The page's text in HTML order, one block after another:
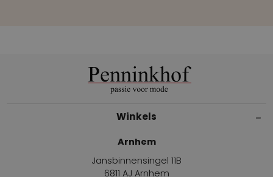
Winkels
Arnhem
Jansbinnensingel 11B
6811 AJ Arnhem